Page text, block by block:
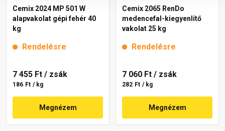
Cemix 2024 MP 501 W
alapvakolat gépi fehér 40
kg
Rendelésre
7 455 Ft / zsák
186 Ft / kg
Megnézem
Cemix 2065 RenDo
medencefal-kiegyenlítő
vakolat 25 kg
Rendelésre
7 060 Ft / zsák
282 Ft / kg
Megnézem